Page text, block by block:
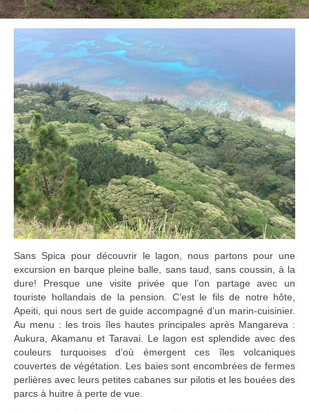
Sans Spica pour découvrir le lagon, nous partons pour une
excursion en barque pleine balle, sans taud, sans coussin, à la
dure! Presque une visite privée que l’on partage avec un
touriste hollandais de la pension. C’est le fils de notre hôte,
Apeiti, qui nous sert de guide accompagné d’un marin-cuisinier.
Au menu : les trois îles hautes principales après Mangareva :
Aukura, Akamanu et Taravai. Le lagon est splendide avec des
couleurs turquoises d’où émergent ces îles volcaniques
couvertes de végétation. Les baies sont encombrées de fermes
perlières avec leurs petites cabanes sur pilotis et les bouées des
parcs à huitre à perte de vue.